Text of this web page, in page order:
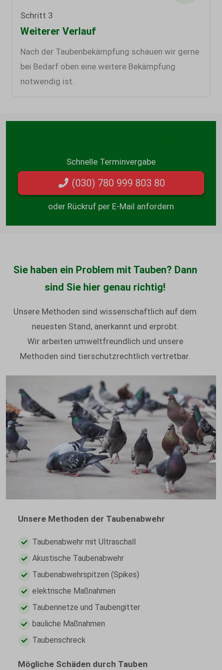
Schritt 3
Weiterer Verlauf
Nach der Taubenbekämpfung schauen wir gerne
bei Bedarf oben eine weitere Bekämpfung
notwendig ist.
Schnelle Terminvergabe
(030) 780 999 803 80
oder Rückruf per E-Mail anfordern
Sie haben ein Problem mit Tauben? Dann
sind Sie hier genau richtig!
Unsere Methoden sind wissenschaftlich auf dem
neuesten Stand, anerkannt und erprobt.
Wir arbeiten umweltfreundlich und unsere
Methoden sind tierschutzrechtlich vertretbar.
Unsere Methoden der Taubenabwehr
Taubenabwehr mit Ultraschall
Akustische Taubenabwehr
Taubenabwehrspitzen (Spikes)
elektrische Maßnahmen
Taubennetze und Taubengitter
bauliche Maßnahmen
Taubenschreck
Mögliche Schäden durch Tauben